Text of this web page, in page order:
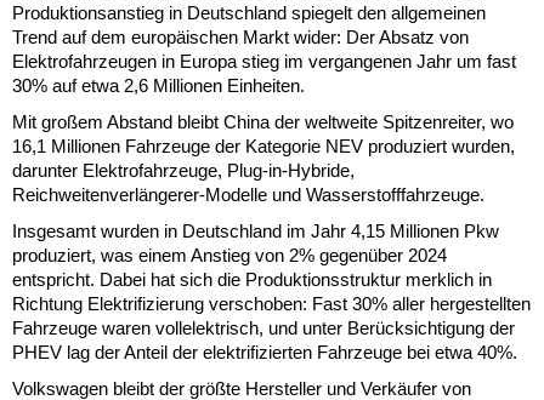
Produktionsanstieg in Deutschland spiegelt den allgemeinen
Trend auf dem europäischen Markt wider: Der Absatz von
Elektrofahrzeugen in Europa stieg im vergangenen Jahr um fast
30% auf etwa 2,6 Millionen Einheiten.
Mit großem Abstand bleibt China der weltweite Spitzenreiter, wo
16,1 Millionen Fahrzeuge der Kategorie NEV produziert wurden,
darunter Elektrofahrzeuge, Plug-in-Hybride,
Reichweitenverlängerer-Modelle und Wasserstofffahrzeuge.
Insgesamt wurden in Deutschland im Jahr 4,15 Millionen Pkw
produziert, was einem Anstieg von 2% gegenüber 2024
entspricht. Dabei hat sich die Produktionsstruktur merklich in
Richtung Elektrifizierung verschoben: Fast 30% aller hergestellten
Fahrzeuge waren vollelektrisch, und unter Berücksichtigung der
PHEV lag der Anteil der elektrifizierten Fahrzeuge bei etwa 40%.
Volkswagen bleibt der größte Hersteller und Verkäufer von